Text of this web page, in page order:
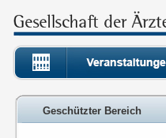
Geschützter Bereich